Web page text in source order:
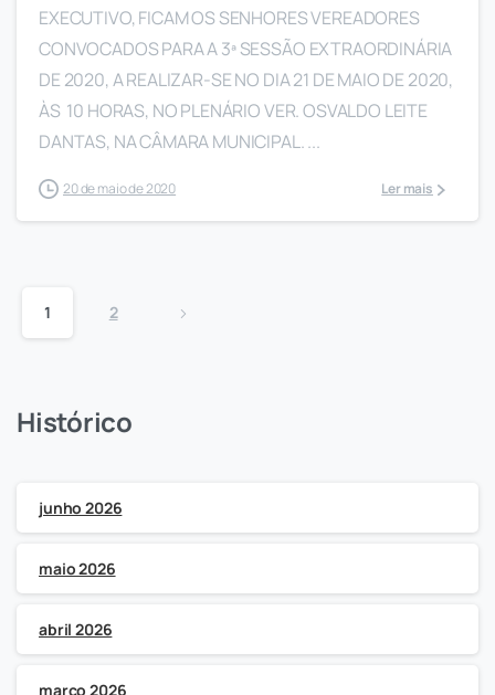
EXECUTIVO, FICAM OS SENHORES VEREADORES
CONVOCADOS PARA A 3ª SESSÃO EXTRAORDINÁRIA
DE 2020, A REALIZAR-SE NO DIA 21 DE MAIO DE 2020,
ÀS 10 HORAS, NO PLENÁRIO VER. OSVALDO LEITE
DANTAS, NA CÂMARA MUNICIPAL. ...
20 de maio de 2020 Ler mais
1 2
Histórico
junho 2026
maio 2026
abril 2026
março 2026